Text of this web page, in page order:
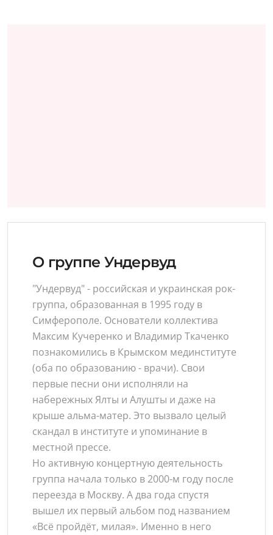
О группе Ундервуд
"Ундервуд" - российская и украинская рок-
группа, образованная в 1995 году в
Симферополе. Основатели коллектива
Максим Кучеренко и Владимир Ткаченко
познакомились в Крымском мединституте
(оба по образованию - врачи). Свои
первые песни они исполняли на
набережных Ялты и Алушты и даже на
крыше альма-матер. Это вызвало целый
скандал в институте и упоминание в
местной прессе.
Но активную концертную деятельность
группа начала только в 2000-м году после
переезда в Москву. А два года спустя
вышел их первый альбом под названием
«Всё пройдёт, милая». Именно в него